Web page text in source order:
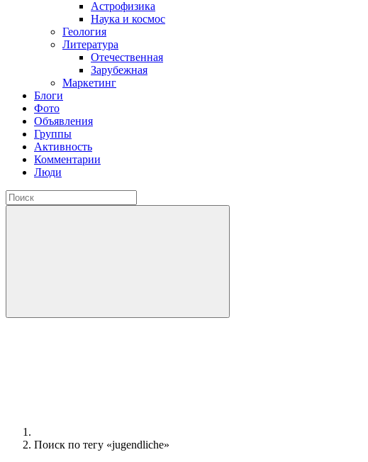
Астрофизика
Наука и космос
Геология
Литература
Отечественная
Зарубежная
Маркетинг
Блоги
Фото
Объявления
Группы
Активность
Комментарии
Люди
Поиск по тегу «jugendliche»